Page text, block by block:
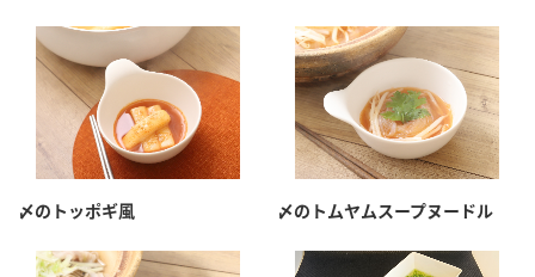
〆のトッポギ風 〆のトムヤムスープヌードル